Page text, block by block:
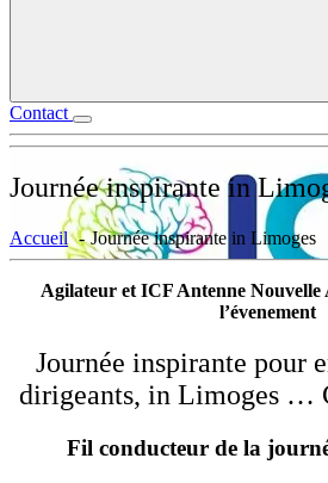
Contact
Journée inspirante in
Accueil Journée inspirante in Limoges
Agilateur et ICF Antenne Nouvelle
l’évenement
Journée inspirante pour
dirigeants, in Limoges …
Fil conducteur de la